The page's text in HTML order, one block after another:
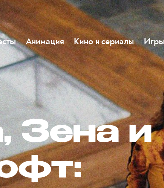
Анимация Кино и сериалы Игры
Зена и